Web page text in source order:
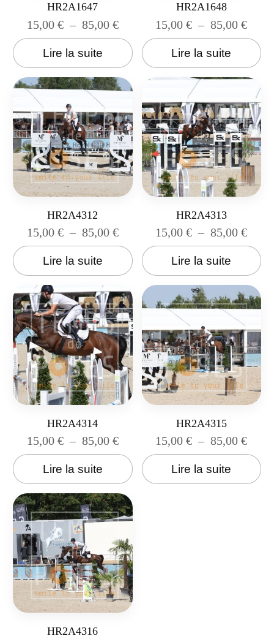
HR2A1647
15,00 € – 85,00 €
Lire la suite
HR2A1648
15,00€ – 85,00€
Lire la suite
HR2A4312
15,00 € – 85,00 €
Lire la suite
HR2A4313
15,00€ – 85,00€
Lire la suite
HR2A4314
15,00 € – 85,00 €
Lire la suite
HR2A4315
15,00€ – 85,00€
Lire la suite
HR2A4316